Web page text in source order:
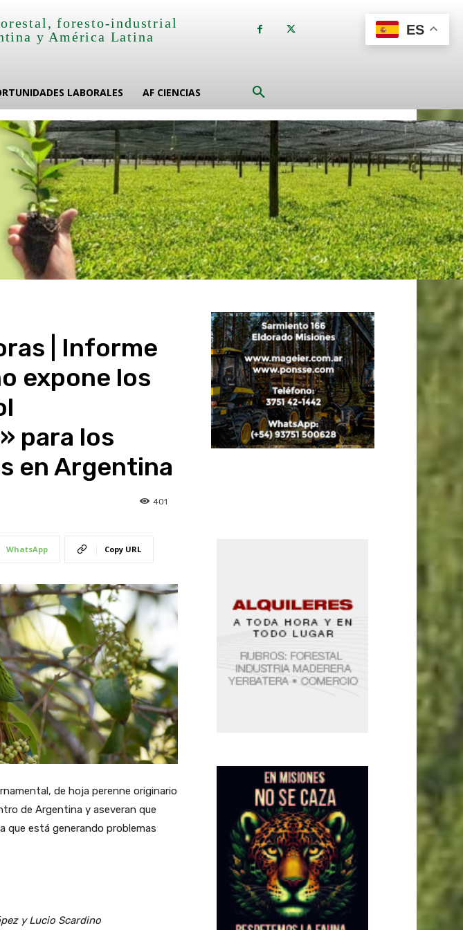
foresto-industrial
y América Latina
LABORALES AF CIENCIAS
| Informe
expone los
para los
en Argentina
401
WhatsApp Copy URL
de hoja perenne originario
de Argentina y aseveran que
que está generando problemas
y Lucio Scardino
ES